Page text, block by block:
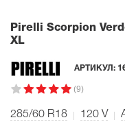
Pirelli Scorpion
XL
АРТИКУЛ:
(9)
285/60 R18 120 V